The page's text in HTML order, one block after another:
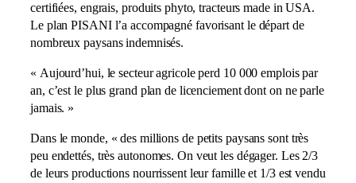
certifiées, engrais, produits phyto, tracteurs made in USA.
Le plan PISANI l’a accompagné favorisant le départ de
nombreux paysans indemnisés.
« Aujourd’hui, le secteur agricole perd 10 000 emplois par
an, c’est le plus grand plan de licenciement dont on ne parle
jamais. »
Dans le monde, « des millions de petits paysans sont très
peu endettés, très autonomes. On veut les dégager. Les 2/3
de leurs productions nourrissent leur famille et 1/3 est vendu